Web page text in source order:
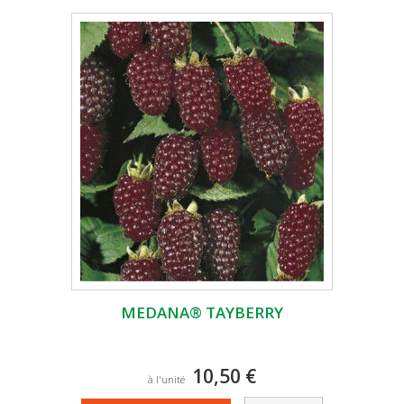
MEDANA® TAYBERRY
à l'unité 10,50 €